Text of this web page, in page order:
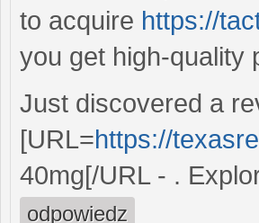
to acquire https://
you get high-quality
Just discovered a
[URL=https://
40mg[/URL - .
odpowiedz